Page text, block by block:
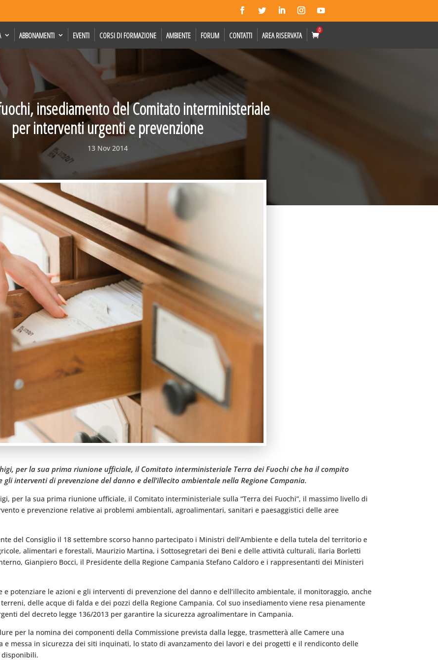
ABBONAMENTI EVENTI CORSI DI FORMAZIONE AMBIENTE FORUM CONTATTI AREA RISERVATA
0
insediamento del Comitato interministeriale
per interventi urgenti e prevenzione
13 Nov 2014
per la sua prima riunione ufficiale, il Comitato interministeriale Terra dei Fuochi che ha il compito
interventi di prevenzione del danno e dell’illecito ambientale nella Regione Campania.
per la sua prima riunione ufficiale, il Comitato interministeriale sulla “Terra dei Fuochi”, il massimo livello di
e prevenzione relative ai problemi ambientali, agroalimentari, sanitari e paesaggistici delle aree
del Consiglio il 18 settembre scorso hanno partecipato i Ministri dell’Ambiente e della tutela del territorio e
alimentari e forestali, Maurizio Martina, i Sottosegretari dei Beni e delle attività culturali, Ilaria Borletti
Gianpiero Bocci, il Presidente della Regione Campania Stefano Caldoro e i rappresentanti dei Ministeri
potenziare le azioni e gli interventi di prevenzione del danno e dell’illecito ambientale, il monitoraggio, anche
delle acque di falda e dei pozzi della Regione Campania. Col suo insediamento viene resa pienamente
del decreto legge 136/2013 per garantire la sicurezza agroalimentare in Campania.
per la nomina dei componenti della Commissione prevista dalla legge, trasmetterà alle Camere una
messa in sicurezza dei siti inquinati, lo stato di avanzamento dei lavori e dei progetti e il rendiconto delle
disponibili.